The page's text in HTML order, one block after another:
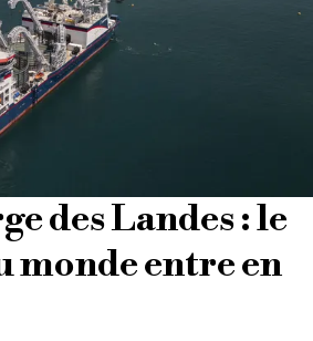
des Landes : le
monde entre en